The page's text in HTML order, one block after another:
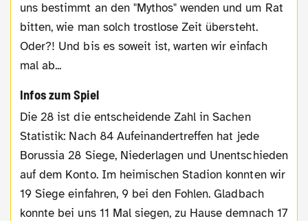
uns bestimmt an den "Mythos" wenden und um Rat
bitten, wie man solch trostlose Zeit übersteht.
Oder?! Und bis es soweit ist, warten wir einfach
mal ab...
Infos zum Spiel
Die 28 ist die entscheidende Zahl in Sachen
Statistik: Nach 84 Aufeinandertreffen hat jede
Borussia 28 Siege, Niederlagen und Unentschieden
auf dem Konto. Im heimischen Stadion konnten wir
19 Siege einfahren, 9 bei den Fohlen. Gladbach
konnte bei uns 11 Mal siegen, zu Hause demnach 17